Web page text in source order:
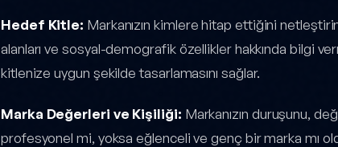
Hedef Kitle: Markanızın kimlere hitap ettiğini
alanları ve sosyal-demografik özellikler hakkında bilgi
kitlenize uygun şekilde tasarlamasını sağlar.
Marka Değerleri ve Kişiliği: Markanızın duruşunu,
profesyonel mi, yoksa eğlenceli ve genç bir marka mı